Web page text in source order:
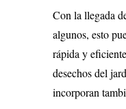
Con la llegada
algunos, esto
rápida y
desechos del
incorporan